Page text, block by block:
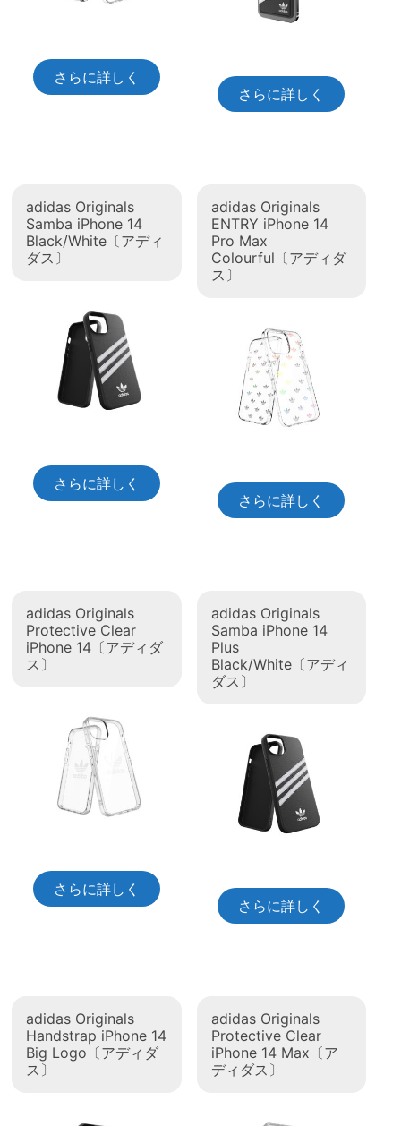
さらに詳しく
さらに詳しく
adidas Originals
Samba iPhone 14
Black/White〔アディ
ダス〕
さらに詳しく
adidas Originals
ENTRY iPhone 14
Pro Max
Colourful〔アディダ
ス〕
さらに詳しく
adidas Originals
Protective Clear
iPhone 14〔アディダ
ス〕
さらに詳しく
adidas Originals
Samba iPhone 14
Plus
Black/White〔アディ
ダス〕
さらに詳しく
adidas Originals
Handstrap iPhone 14
Big Logo〔アディダ
ス〕
adidas Originals
Protective Clear
iPhone 14 Max〔ア
ディダス〕